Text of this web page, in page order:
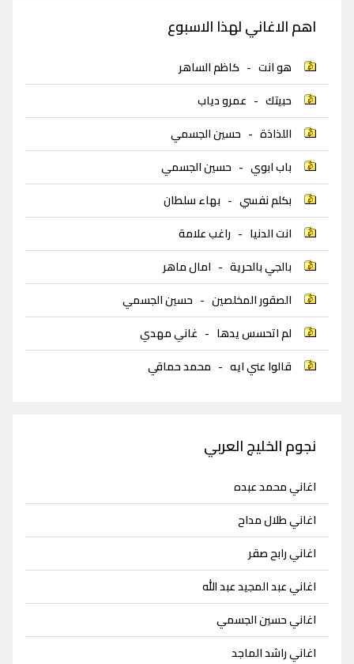
اهم الاغاني لهذا الاسبوع
هو انت - كاظم الساهر
حبيتك - عمرو دياب
اللذاذة - حسين الجسمي
باب ابوي - حسين الجسمي
بكلم نفسي - بهاء سلطان
انت الدنيا - راغب علامة
بالجي بالحرية - امال ماهر
الصقور المخلصين - حسين الجسمي
لم اتحسس يدها - غاني مهدي
قالوا عني ايه - محمد حماقي
نجوم الخليج العربي
اغاني محمد عبده
اغاني طلال مداح
اغاني رابح صقر
اغاني عبد المجيد عبد الله
اغاني حسين الجسمي
اغاني راشد الماجد